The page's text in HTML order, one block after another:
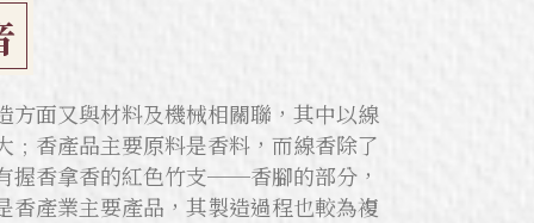
方面又與材料及機械相關聯，其中以線
﹔香產品主要原料是香料，而線香除了
握香拿香的紅色竹支──香腳的部分，
香產業主要產品，其製造過程也較為複